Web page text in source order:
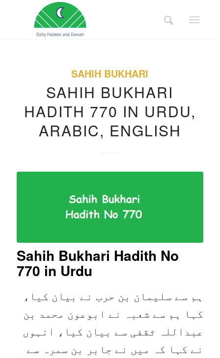
SAHIH BUKHARI
SAHIH BUKHARI
HADITH 770 IN URDU,
ARABIC, ENGLISH
Sahih Bukhari Hadith No
770 in Urdu
ہم سے سلیمان بن حرب نے بیان کیا،
کہا ہم سے شعبہ نے ابوعون محمد بن
عبداللہ ثقفی سے بیان کیا، انہوں
نے کہا کہ میں نے جابر بن سمرہ سے